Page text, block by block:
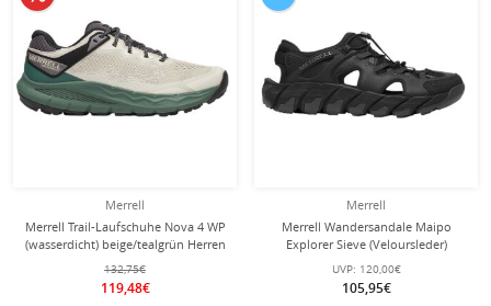
Merrell
Merrell Trail-Laufschuhe Nova 4 WP
(wasserdicht) beige/tealgrün Herren
132,75€
119,48€
Merrell
Merrell Wandersandale Maipo
Explorer Sieve (Veloursleder)
schwarz Herren
UVP: 120,00€
105,95€